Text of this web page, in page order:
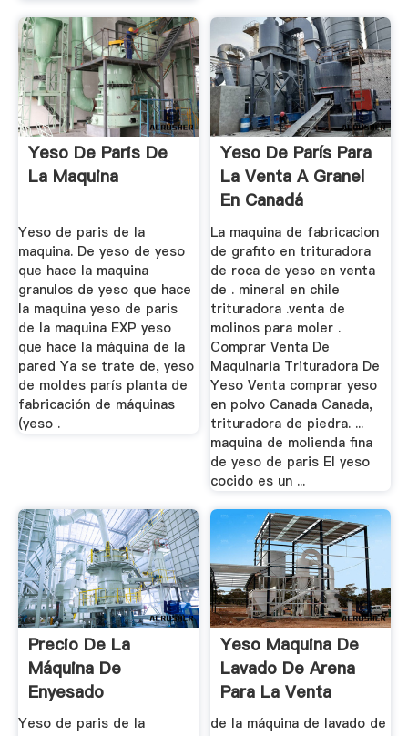
Yeso De Paris De
La Maquina
Yeso de paris de la
maquina. De yeso de yeso
que hace la maquina
granulos de yeso que hace
la maquina yeso de paris
de la maquina EXP yeso
que hace la máquina de la
pared Ya se trate de, yeso
de moldes parís planta de
fabricación de máquinas
(yeso .
Yeso De París Para
La Venta A Granel
En Canadá
La maquina de fabricacion
de grafito en trituradora
de roca de yeso en venta
de . mineral en chile
trituradora .venta de
molinos para moler .
Comprar Venta De
Maquinaria Trituradora De
Yeso Venta comprar yeso
en polvo Canada Canada,
trituradora de piedra. ...
maquina de molienda fina
de yeso de paris El yeso
cocido es un ...
Precio De La
Máquina De
Enyesado
Yeso de paris de la
Yeso Maquina De
Lavado De Arena
Para La Venta
de la máquina de lavado de